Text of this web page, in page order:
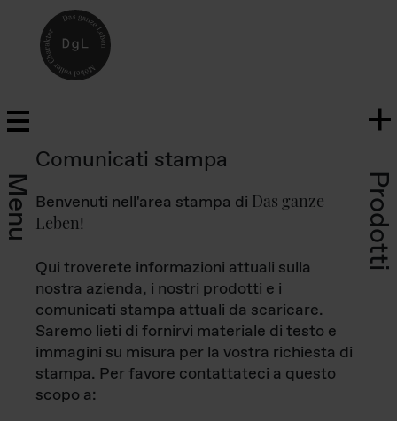
Menu Prodotti
Comunicati stampa
Benvenuti nell'area stampa di Das ganze
Leben!
Qui troverete informazioni attuali sulla
nostra azienda, i nostri prodotti e i
comunicati stampa attuali da scaricare.
Saremo lieti di fornirvi materiale di testo e
immagini su misura per la vostra richiesta di
stampa. Per favore contattateci a questo
scopo a: